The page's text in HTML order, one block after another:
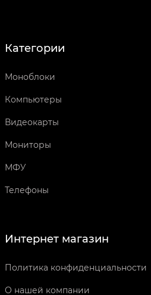
Категории
Моноблоки
Компьютеры
Видеокарты
Мониторы
МФУ
Телефоны
Интернет магазин
Политика конфиденциальности
О нашей компании